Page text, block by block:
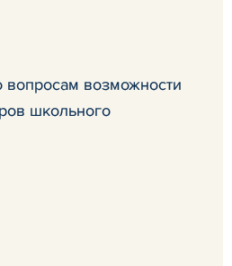
вопросам возможности
школьного